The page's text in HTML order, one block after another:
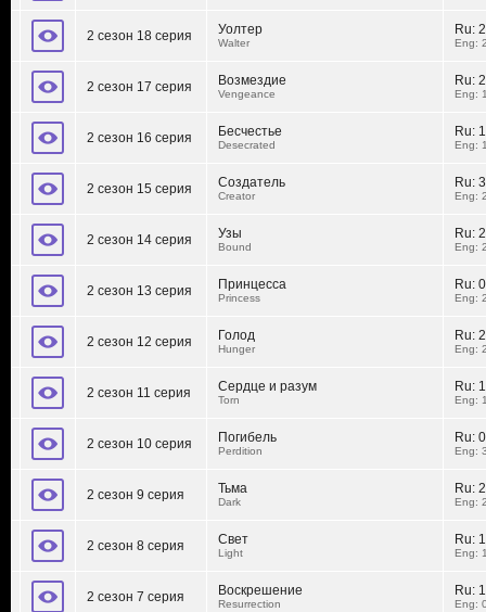
2 сезон 18 серия Уолтер
Walter
Ru:
Eng:
2 сезон 17 серия Возмездие
Vengeance
Ru:
Eng:
2 сезон 16 серия Бесчестье
Desecrated
Ru:
Eng:
2 сезон 15 серия Создатель
Creator
Ru:
Eng:
2 сезон 14 серия Узы
Bound
Ru:
Eng:
2 сезон 13 серия Принцесса
Princess
Ru:
Eng:
2 сезон 12 серия Голод
Hunger
Ru:
Eng:
2 сезон 11 серия Сердце и разум
Torn
Ru:
Eng:
2 сезон 10 серия Погибель
Perdition
Ru:
Eng:
2 сезон 9 серия Тьма
Dark
Ru:
Eng:
2 сезон 8 серия Свет
Light
Ru:
Eng:
2 сезон 7 серия Воскрешение
Resurrection
Ru:
Eng: